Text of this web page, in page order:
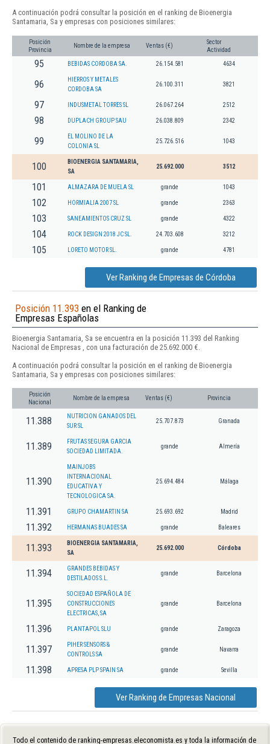
A continuación podrá consultar la posición en el ranking de Bioenergia
Santamaria, Sa y empresas con posiciones similares:
Posición
Provincia
Nombre de la empresa Ventas (€)
Sector
Actividad
95 BEBIDAS CORDOBA SA. 26.154.581 4634
96
HIERROS Y METALES
CORDOBA SA
26.100.311 3821
97 INDUSMETAL TORRES SL 26.067.264 2512
98 DUPLACH GROUP SAU 26.038.809 2342
99
EL MOLINO DE LA
COLONIA SL
25.726.516 1043
100
BIOENERGIA SANTAMARIA,
SA
25.692.000 3512
101 ALMAZARA DE MUELA SL grande 1043
102 HORMIALIA 2007 SL grande 2363
103 SANEAMIENTOS CRUZ SL grande 4322
104 ROCK DESIGN 2018 JC SL. 24.703.608 3212
105 LORETO MOTOR SL. grande 4781
Ver Ranking de Empresas de Córdoba
Posición 11.393 en el Ranking de
Empresas Españolas
Bioenergia Santamaria, Sa se encuentra en la posición 11.393 del Ranking
Nacional de Empresas , con una facturación de 25.692.000 €.
A continuación podrá consultar la posición en el ranking de Bioenergia
Santamaria, Sa y empresas con posiciones similares:
Posición
Nacional
Nombre de la empresa Ventas (€) Provincia
11.388
NUTRICION GANADOS DEL
SUR SL
25.707.873 Granada
11.389
FRUTAS SEGURA GARCIA
SOCIEDAD LIMITADA.
grande Almería
11.390
MAINJOBS
INTERNACIONAL
EDUCATIVA Y
TECNOLOGICA SA.
25.694.484 Málaga
11.391 GRUPO CHAMARTIN SA 25.693.692 Madrid
11.392 HERMANAS BUADES SA grande Baleares
11.393
BIOENERGIA SANTAMARIA,
SA
25.692.000 Córdoba
11.394
GRANDES BEBIDAS Y
DESTILADOS S.L.
grande Barcelona
11.395
SOCIEDAD ESPAÑOLA DE
CONSTRUCCIONES
ELECTRICAS, SA
grande Barcelona
11.396 PLANTAPOL SLU grande Zaragoza
11.397
PIHER SENSORS &
CONTROLS SA
grande Navarra
11.398 APRESA PLP SPAIN SA grande Sevilla
Ver Ranking de Empresas Nacional
Todo el contenido de ranking-empresas.eleconomista.es y toda la información de